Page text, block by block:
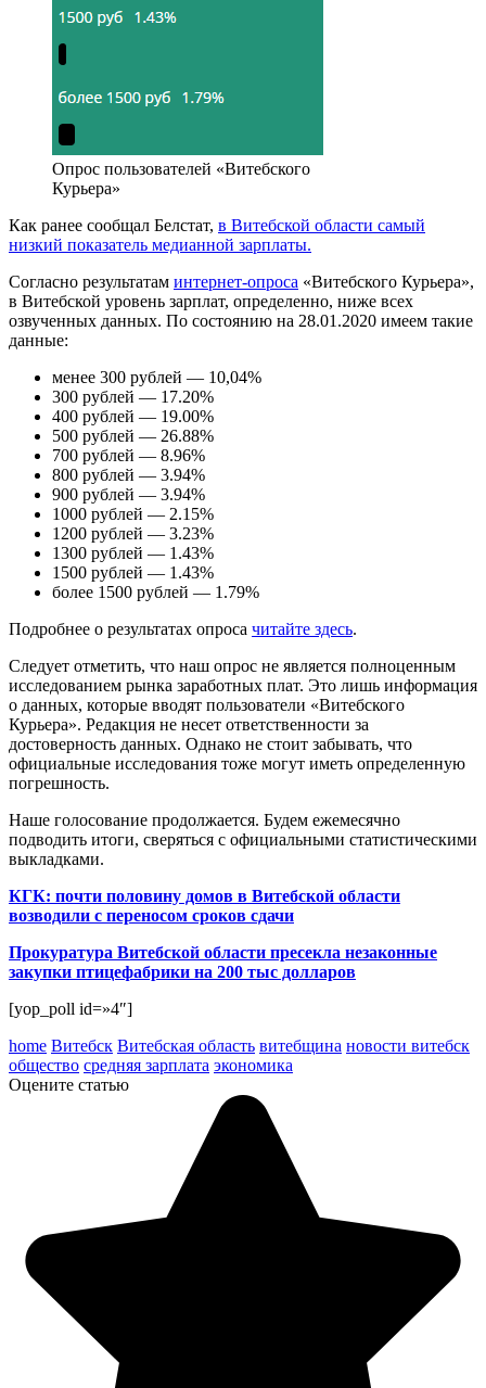
Опрос пользователей «Витебского
Курьера»
Как ранее сообщал Белстат, в Витебской области самый
низкий показатель медианной зарплаты.
Согласно результатам интернет-опроса «Витебского Курьера»,
в Витебской уровень зарплат, определенно, ниже всех
озвученных данных. По состоянию на 28.01.2020 имеем такие
данные:
менее 300 рублей — 10,04%
300 рублей — 17.20%
400 рублей — 19.00%
500 рублей — 26.88%
700 рублей — 8.96%
800 рублей — 3.94%
900 рублей — 3.94%
1000 рублей — 2.15%
1200 рублей — 3.23%
1300 рублей — 1.43%
1500 рублей — 1.43%
более 1500 рублей — 1.79%
Подробнее о результатах опроса читайте здесь.
Следует отметить, что наш опрос не является полноценным
исследованием рынка заработных плат. Это лишь информация
о данных, которые вводят пользователи «Витебского
Курьера». Редакция не несет ответственности за
достоверность данных. Однако не стоит забывать, что
официальные исследования тоже могут иметь определенную
погрешность.
Наше голосование продолжается. Будем ежемесячно
подводить итоги, сверяться с официальными статистическими
выкладками.
КГК: почти половину домов в Витебской области
возводили с переносом сроков сдачи
Прокуратура Витебской области пресекла незаконные
закупки птицефабрики на 200 тыс долларов
[yop_poll id=»4″]
home Витебск Витебская область витебщина новости витебск
общество средняя зарплата экономика
Оцените статью